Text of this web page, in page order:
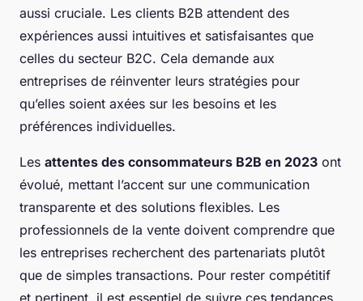
aussi cruciale. Les clients B2B attendent des
expériences aussi intuitives et satisfaisantes que
celles du secteur B2C. Cela demande aux
entreprises de réinventer leurs stratégies pour
qu’elles soient axées sur les besoins et les
préférences individuelles.
Les attentes des consommateurs B2B en 2023 ont
évolué, mettant l’accent sur une communication
transparente et des solutions flexibles. Les
professionnels de la vente doivent comprendre que
les entreprises recherchent des partenariats plutôt
que de simples transactions. Pour rester compétitif